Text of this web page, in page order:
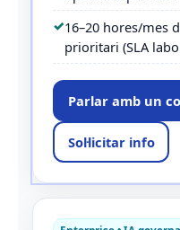
16–20 hores/mes
prioritari (SLA
Parlar amb un
Sol·licitar info